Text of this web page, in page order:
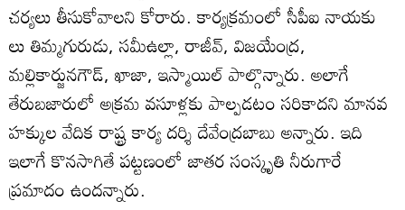
చర్యలు తీసుకోవాలని కోరారు. కార్యక్రమంలో సీపీఐ నాయకు
లు తిమ్మగురుడు, సమీఉల్లా, రాజీవ్‌, విజయేంద్ర,
మల్లికార్జునగౌడ్‌, ఖాజా, ఇస్మాయిల్‌ పాల్గొన్నారు. అలాగే
తేరుబజారులో అక్రమ వసూళ్లకు పాల్పడటం సరికాదని మానవ
హక్కుల వేదిక రాష్ట్ర కార్య దర్శి దేవేంద్రబాబు అన్నారు. ఇది
ఇలాగే కొనసాగితే పట్టణంలో జాతర సంస్కృతి నీరుగారే
ప్రమాదం ఉందన్నారు.